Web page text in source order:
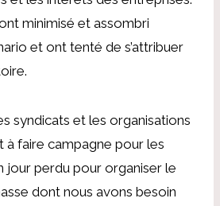
minimisé et assombri
et ont tenté de s’attribuer
syndicats et les organisations
à faire campagne pour les
jour perdu pour organiser le
dont nous avons besoin